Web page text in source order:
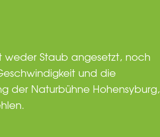
weder Staub angesetzt, noch
und die
der Naturbühne Hohensyburg,